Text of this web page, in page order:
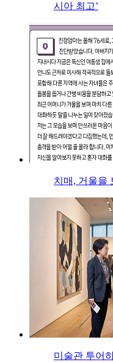
시아 최고’
치매, 거울을
미술관 투어